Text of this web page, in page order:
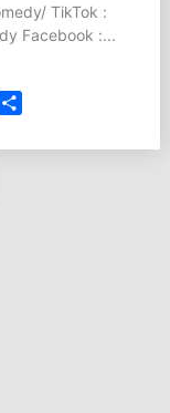
TikTok :
Facebook :...
Copy